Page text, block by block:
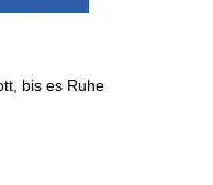
bis es Ruhe